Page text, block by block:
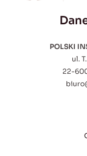
POLSKI
ul.
22-